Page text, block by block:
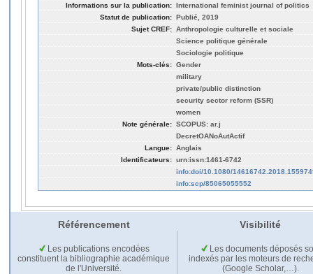
Informations sur la publication: International feminist journal of politics
Statut de publication: Publié, 2019
Sujet CREF: Anthropologie culturelle et sociale
Science politique générale
Sociologie politique
Mots-clés: Gender
military
private/public distinction
security sector reform (SSR)
women
Note générale: SCOPUS: ar.j
DecretOANoAutActif
Langue: Anglais
Identificateurs: urn:issn:1461-6742
info:doi/10.1080/
info:scp/85065055552
Référencement Visibilité
Les publications encodées
constituent la bibliographie académique
de l'Université.
Les documents déposés
indexés par les moteurs de
(Google Scholar,…).